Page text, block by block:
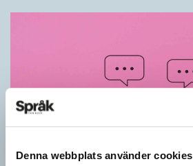
Denna webbplats använder cookies